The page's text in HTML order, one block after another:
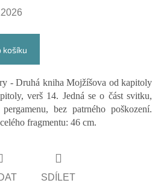
košíku
- Druhá kniha Mojžíšova od kapitoly
verš 14. Jedná se o část svitku,
bez patrného poškození.
fragmentu: 46 cm.
SDÍLET